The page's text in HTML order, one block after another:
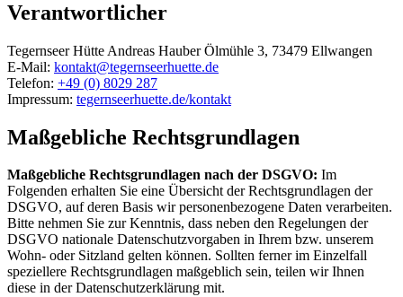
Verantwortlicher
Tegernseer Hütte Andreas Hauber Ölmühle 3, 73479 Ellwangen
E-Mail: kontakt@tegernseerhuette.de
Telefon: +49 (0) 8029 287
Impressum: tegernseerhuette.de/kontakt
Maßgebliche Rechtsgrundlagen
Maßgebliche Rechtsgrundlagen nach der DSGVO: Im
Folgenden erhalten Sie eine Übersicht der Rechtsgrundlagen der
DSGVO, auf deren Basis wir personenbezogene Daten verarbeiten.
Bitte nehmen Sie zur Kenntnis, dass neben den Regelungen der
DSGVO nationale Datenschutzvorgaben in Ihrem bzw. unserem
Wohn- oder Sitzland gelten können. Sollten ferner im Einzelfall
speziellere Rechtsgrundlagen maßgeblich sein, teilen wir Ihnen
diese in der Datenschutzerklärung mit.